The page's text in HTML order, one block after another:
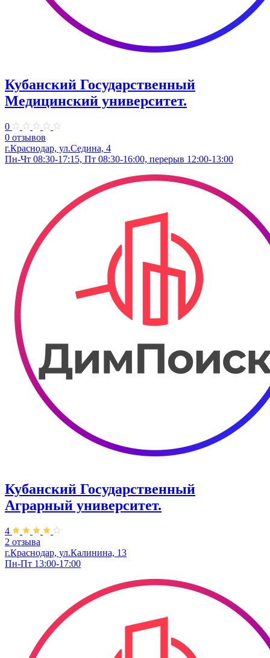
Кубанский Государственный
Медицинский университет.
0
0 отзывов
г.Краснодар, ул.Седина, 4
Пн-Чт 08:30-17:15, Пт 08:30-16:00, перерыв 12:00-13:00
Кубанский Государственный
Аграрный университет.
4
2 отзыва
г.Краснодар, ул.Калинина, 13
Пн-Пт 13:00-17:00